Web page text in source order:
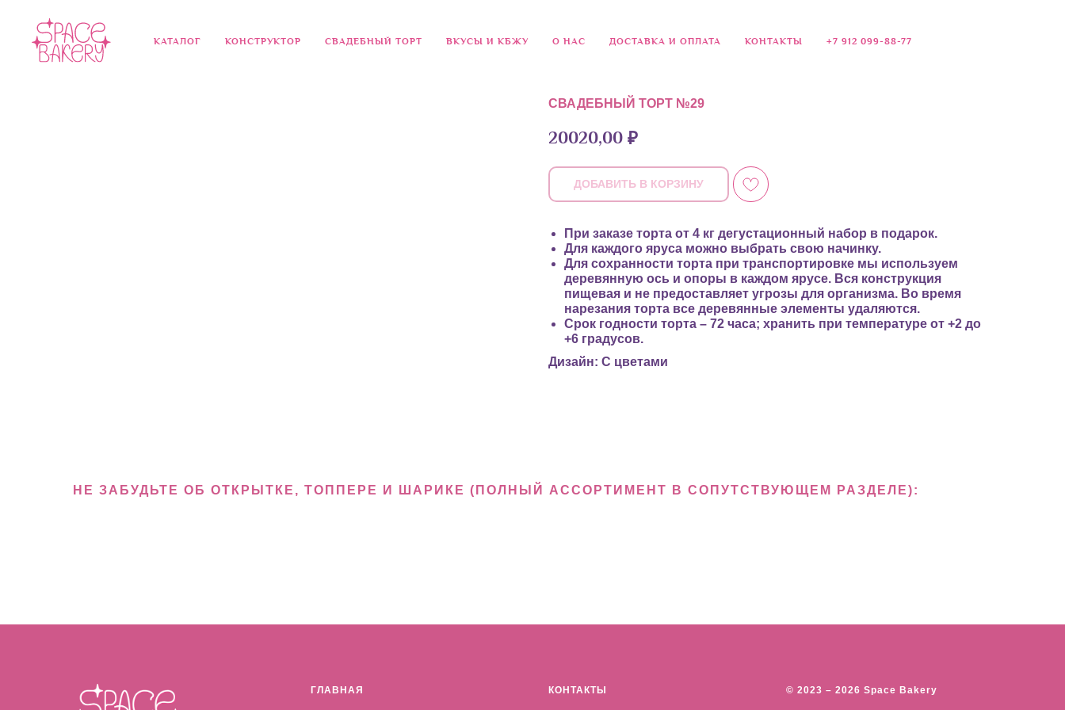
КАТАЛОГ КОНСТРУКТОР СВАДЕБНЫЙ ТОРТ ВКУСЫ И КБЖУ О НАС ДОСТАВКА И ОПЛАТА КОНТАКТЫ +7 912 099-88-77
СВАДЕБНЫЙ ТОРТ №29
20020,00 ₽
ДОБАВИТЬ В КОРЗИНУ
При заказе торта от 4 кг дегустационный набор в подарок.
Для каждого яруса можно выбрать свою начинку.
Для сохранности торта при транспортировке мы используем
деревянную ось и опоры в каждом ярусе. Вся конструкция
пищевая и не предоставляет угрозы для организма. Во время
нарезания торта все деревянные элементы удаляются.
Срок годности торта – 72 часа; хранить при температуре от +2 до
+6 градусов.
Дизайн: С цветами
НЕ ЗАБУДЬТЕ ОБ ОТКРЫТКЕ, ТОППЕРЕ И ШАРИКЕ (ПОЛНЫЙ АССОРТИМЕНТ В СОПУТСТВУЮЩЕМ РАЗДЕЛЕ):
ГЛАВНАЯ КОНТАКТЫ © 2023 – 2026 Space Bakery